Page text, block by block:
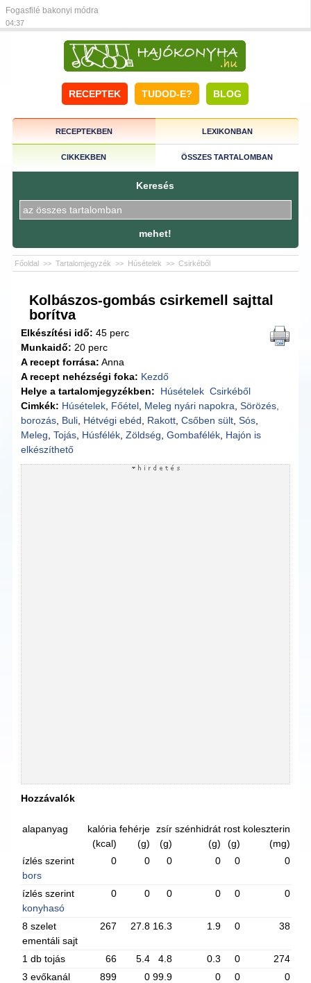
Fogasfilé bakonyi módra
04:37
RECEPTEK TUDOD-E? BLOG
RECEPTEKBEN LEXIKONBAN
CIKKEKBEN ÖSSZES TARTALOMBAN
Keresés
mehet!
Főoldal >> Tartalomjegyzék >> Húsételek >> Csirkéből
Kolbászos-gombás csirkemell sajttal
borítva
Elkészítési idő: 45 perc
Munkaidő: 20 perc
A recept forrása: Anna
A recept nehézségi foka: Kezdő
Helye a tartalomjegyzékben:
Húsételek Csirkéből
Cimkék: Húsételek Főétel Meleg nyári napokra ,Sörözés,
borozás Buli Hétvégi ebéd Rakott ,Csőben sült ,Sós
Meleg ,Tojás Húsfélék ,Zöldség ,Gombafélék Hajón is
elkészíthető
Hozzávalók
alapanyag
kalória
(kcal)
fehérje
(g)
zsír
(g)
szénhidrát
(g)
rost
(g)
koleszterin
(mg)
ízlés szerint
bors
0 0 0 0 0 0
ízlés szerint
konyhasó
0 0 0 0 0 0
8 szelet
ementáli sajt
267 27.8 16.3 1.9 0 38
1 db tojás 66 5.4 4.8 0.3 0
274
3 evőkanál
899 0 99.9 0 0 0